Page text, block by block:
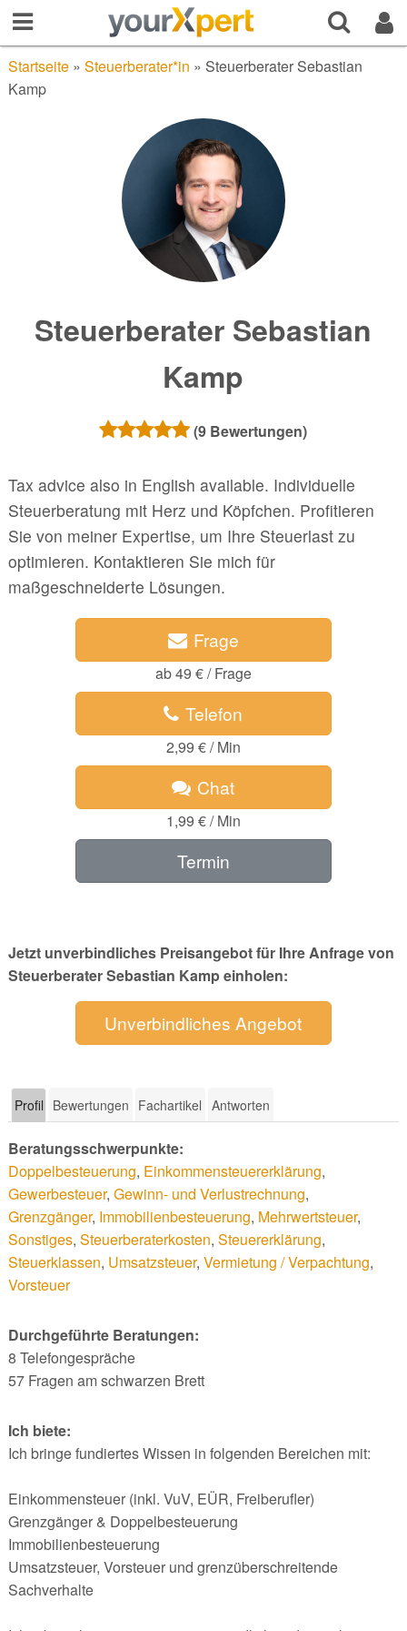
Startseite» Steuerberater*in » Steuerberater Sebastian
Kamp
Steuerberater Sebastian
Kamp
(9 Bewertungen)
Tax advice also in English available. Individuelle
Steuerberatung mit Herz und Köpfchen. Profitieren
Sie von meiner Expertise, um Ihre Steuerlast zu
optimieren. Kontaktieren Sie mich für
maßgeschneiderte Lösungen.
Frage
ab 49 € / Frage
Telefon
2,99 € / Min
Chat
1,99 € / Min
Termin
Jetzt unverbindliches Preisangebot für Ihre Anfrage von
Steuerberater Sebastian Kamp einholen:
Unverbindliches Angebot
Profil Bewertungen Fachartikel Antworten
Beratungsschwerpunkte:
Doppelbesteuerung, Einkommensteuererklärung,
Gewerbesteuer, Gewinn- und Verlustrechnung,
Grenzgänger, Immobilienbesteuerung, Mehrwertsteuer,
Sonstiges, Steuerberaterkosten, Steuererklärung,
Steuerklassen, Umsatzsteuer, Vermietung / Verpachtung,
Vorsteuer
Durchgeführte Beratungen:
8 Telefongespräche
57 Fragen am schwarzen Brett
Ich biete:
Ich bringe fundiertes Wissen in folgenden Bereichen mit:
Einkommensteuer (inkl. VuV, EÜR, Freiberufler)
Grenzgänger & Doppelbesteuerung
Immobilienbesteuerung
Umsatzsteuer, Vorsteuer und grenzüberschreitende
Sachverhalte